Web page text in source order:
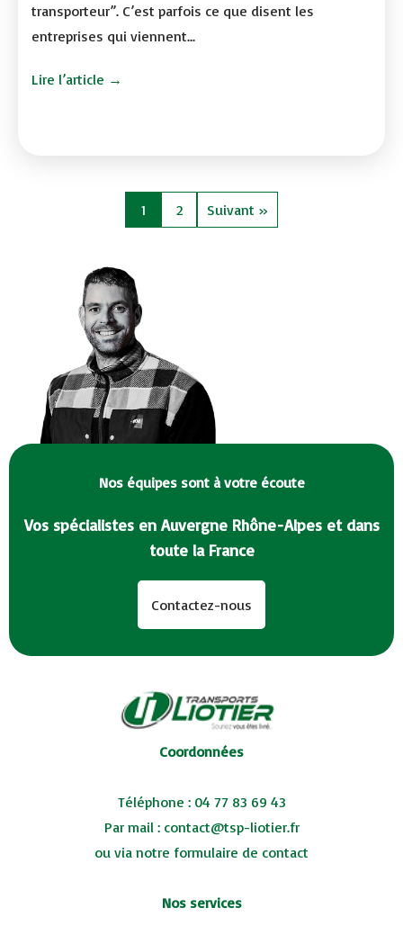
transporteur”. C’est parfois ce que disent les
entreprises qui viennent...
Lire l’article →
1 2 Suivant »
Nos équipes sont à votre écoute
Vos spécialistes en Auvergne Rhône-Alpes et dans
toute la France
Contactez-nous
Coordonnées
Téléphone : 04 77 83 69 43
Par mail : contact@tsp-liotier.fr
ou via notre formulaire de contact
Nos services